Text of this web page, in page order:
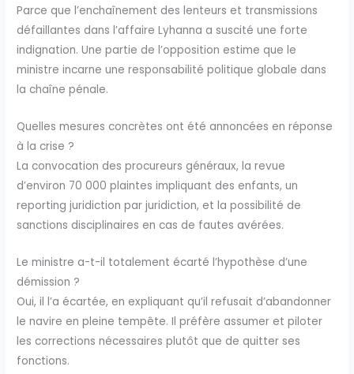
Parce que l’enchaînement des lenteurs et transmissions
défaillantes dans l’affaire Lyhanna a suscité une forte
indignation. Une partie de l’opposition estime que le
ministre incarne une responsabilité politique globale dans
la chaîne pénale.
Quelles mesures concrètes ont été annoncées en réponse
à la crise ?
La convocation des procureurs généraux, la revue
d’environ 70 000 plaintes impliquant des enfants, un
reporting juridiction par juridiction, et la possibilité de
sanctions disciplinaires en cas de fautes avérées.
Le ministre a-t-il totalement écarté l’hypothèse d’une
démission ?
Oui, il l’a écartée, en expliquant qu’il refusait d’abandonner
le navire en pleine tempête. Il préfère assumer et piloter
les corrections nécessaires plutôt que de quitter ses
fonctions.